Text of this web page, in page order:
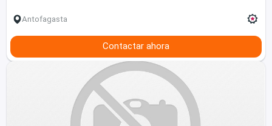
Antofagasta
Contactar ahora